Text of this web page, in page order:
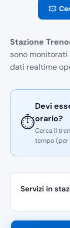
Stazione
sono
dati realtime
⏱️
Devi
orario?
Cerca il
tempo (per
Servizi in